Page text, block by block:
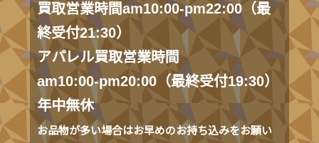
買取営業時間am10:00-pm22:00（最
終受付21:30）
アパレル買取営業時間
am10:00-pm20:00（最終受付19:30）
年中無休
お品物が多い場合はお早めのお持ち込みをお願い